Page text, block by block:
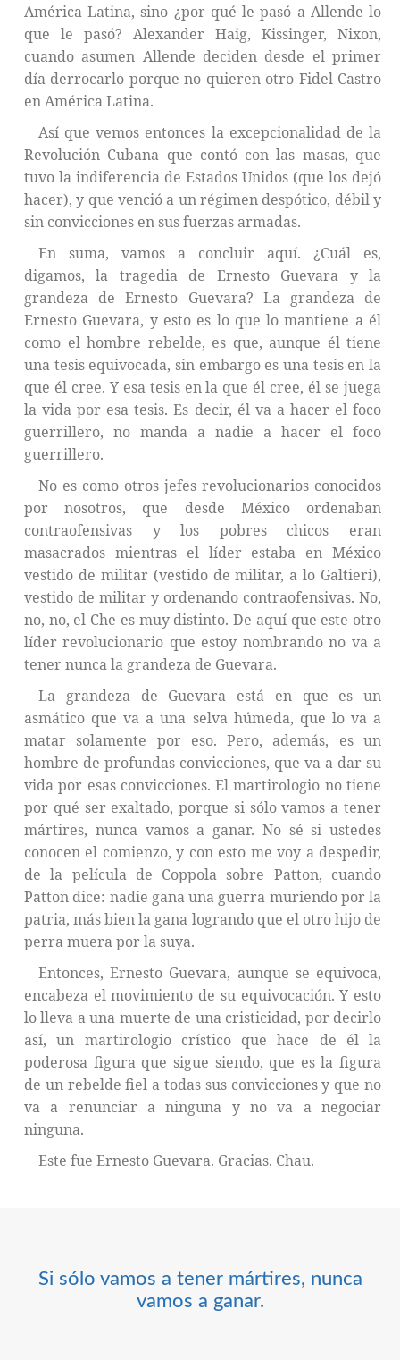
América Latina, sino ¿por qué le pasó a Allende lo
que le pasó? Alexander Haig, Kissinger, Nixon,
cuando asumen Allende deciden desde el primer
día derrocarlo porque no quieren otro Fidel Castro
en América Latina.
Así que vemos entonces la excepcionalidad de la
Revolución Cubana que contó con las masas, que
tuvo la indiferencia de Estados Unidos (que los dejó
hacer), y que venció a un régimen despótico, débil y
sin convicciones en sus fuerzas armadas.
En suma, vamos a concluir aquí. ¿Cuál es,
digamos, la tragedia de Ernesto Guevara y la
grandeza de Ernesto Guevara? La grandeza de
Ernesto Guevara, y esto es lo que lo mantiene a él
como el hombre rebelde, es que, aunque él tiene
una tesis equivocada, sin embargo es una tesis en la
que él cree. Y esa tesis en la que él cree, él se juega
la vida por esa tesis. Es decir, él va a hacer el foco
guerrillero, no manda a nadie a hacer el foco
guerrillero.
No es como otros jefes revolucionarios conocidos
por nosotros, que desde México ordenaban
contraofensivas y los pobres chicos eran
masacrados mientras el líder estaba en México
vestido de militar (vestido de militar, a lo Galtieri),
vestido de militar y ordenando contraofensivas. No,
no, no, el Che es muy distinto. De aquí que este otro
líder revolucionario que estoy nombrando no va a
tener nunca la grandeza de Guevara.
La grandeza de Guevara está en que es un
asmático que va a una selva húmeda, que lo va a
matar solamente por eso. Pero, además, es un
hombre de profundas convicciones, que va a dar su
vida por esas convicciones. El martirologio no tiene
por qué ser exaltado, porque si sólo vamos a tener
mártires, nunca vamos a ganar. No sé si ustedes
conocen el comienzo, y con esto me voy a despedir,
de la película de Coppola sobre Patton, cuando
Patton dice: nadie gana una guerra muriendo por la
patria, más bien la gana logrando que el otro hijo de
perra muera por la suya.
Entonces, Ernesto Guevara, aunque se equivoca,
encabeza el movimiento de su equivocación. Y esto
lo lleva a una muerte de una cristicidad, por decirlo
así, un martirologio crístico que hace de él la
poderosa figura que sigue siendo, que es la figura
de un rebelde fiel a todas sus convicciones y que no
va a renunciar a ninguna y no va a negociar
ninguna.
Este fue Ernesto Guevara. Gracias. Chau.
Si sólo vamos a tener mártires, nunca
vamos a ganar.